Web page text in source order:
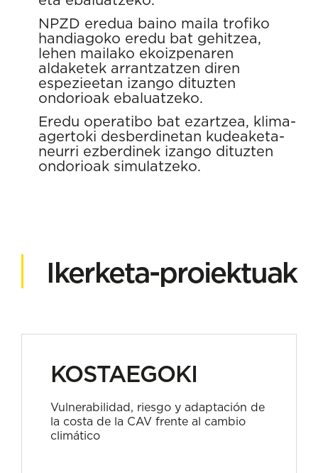
NPZD eredua baino maila trofiko
handiagoko eredu bat gehitzea,
lehen mailako ekoizpenaren
aldaketek arrantzatzen diren
espezieetan izango dituzten
ondorioak ebaluatzeko.
Eredu operatibo bat ezartzea, klima-
agertoki desberdinetan kudeaketa-
neurri ezberdinek izango dituzten
ondorioak simulatzeko.
Ikerketa-proiektuak
KOSTAEGOKI
Vulnerabilidad, riesgo y adaptación de
la costa de la CAV frente al cambio
climático